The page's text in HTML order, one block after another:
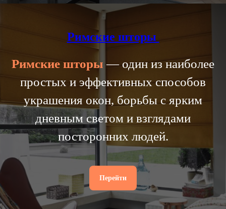
Римские шторы
Римские шторы — один из наиболее
простых и эффективных способов
украшения окон, борьбы с ярким
дневным светом и взглядами
посторонних людей.
Перейти